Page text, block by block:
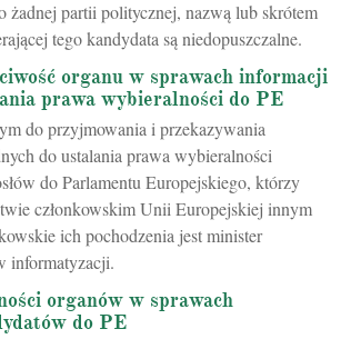
żadnej partii politycznej, nazwą lub skrótem
tego kandydata są niedopuszczalne.
organu w sprawach informacji
prawa wybieralności do PE
do przyjmowania i przekazywania
do ustalania prawa wybieralności
do Parlamentu Europejskiego, którzy
członkowskim Unii Europejskiej innym
ich pochodzenia jest minister
informatyzacji.
organów w sprawach
do PE